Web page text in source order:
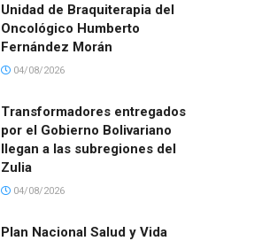
Unidad de Braquiterapia del
Oncológico Humberto
Fernández Morán
04/08/2026
Transformadores entregados
por el Gobierno Bolivariano
llegan a las subregiones del
Zulia
04/08/2026
Plan Nacional Salud y Vida